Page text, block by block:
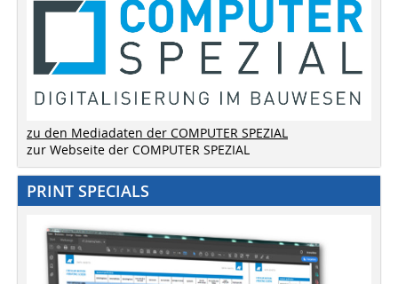
zu den Mediadaten der COMPUTER SPEZIAL
zur Webseite der COMPUTER SPEZIAL
PRINT SPECIALS